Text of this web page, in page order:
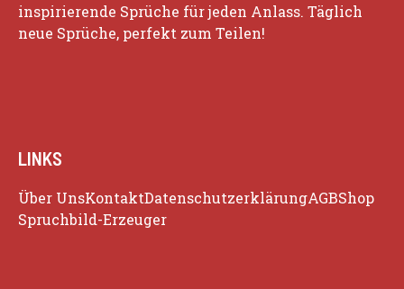
inspirierende Sprüche für jeden Anlass. Täglich
neue Sprüche, perfekt zum Teilen!
LINKS
Über UnsKontaktDatenschutzerklärungAGBShop
Spruchbild-Erzeuger